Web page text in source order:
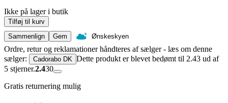
Ikke på lager i butik
Tilføj til kurv
Sammenlign
Gem Ønskeskyen
Ordre, retur og reklamationer håndteres af sælger - læs om denne
sælger:
Cadorabo DK Dette produkt er blevet bedømt til 2.43 ud af
5 stjerner.2.430
Gratis returnering mulig